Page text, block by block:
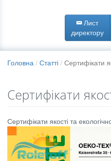
Лист
директору
Головна Статті Сертифікати
Сертифікати
Сертифікати якості та